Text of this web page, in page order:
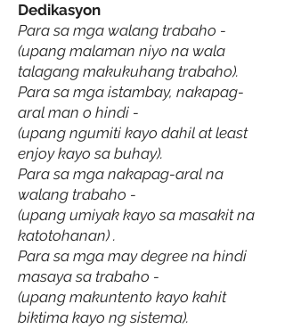
Dedikasyon
Para sa mga walang trabaho -
(upang malaman niyo na wala
talagang makukuhang trabaho).
Para sa mga istambay, nakapag-
aral man o hindi -
(upang ngumiti kayo dahil at least
enjoy kayo sa buhay).
Para sa mga nakapag-aral na
walang trabaho -
(upang umiyak kayo sa masakit na
katotohanan) .
Para sa mga may degree na hindi
masaya sa trabaho -
(upang makuntento kayo kahit
biktima kayo ng sistema).